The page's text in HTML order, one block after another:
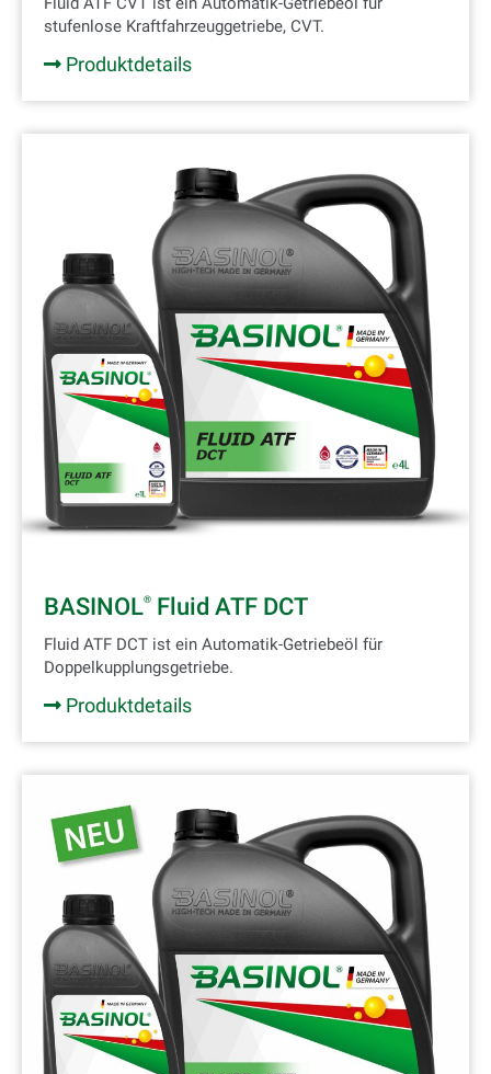
stufenlose Kraftfahrzeuggetriebe, CVT.
Produktdetails
BASINOL® Fluid ATF DCT
Fluid ATF DCT ist ein Automatik-Getriebeöl für
Doppelkupplungsgetriebe.
Produktdetails